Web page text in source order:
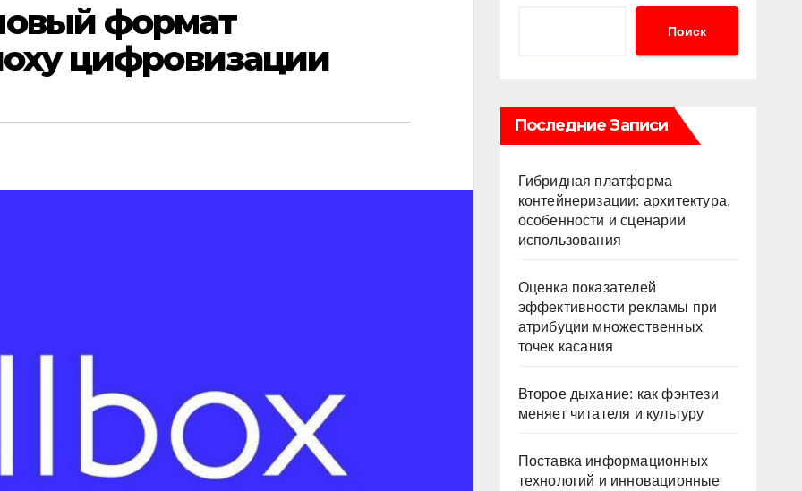
формат
цифровизации
Поиск
Последние Записи
Гибридная платформа
контейнеризации: архитектура,
особенности и сценарии
использования
Оценка показателей
эффективности рекламы при
атрибуции множественных
точек касания
Второе дыхание: как фэнтези
меняет читателя и культуру
Поставка информационных
технологий и инновационные